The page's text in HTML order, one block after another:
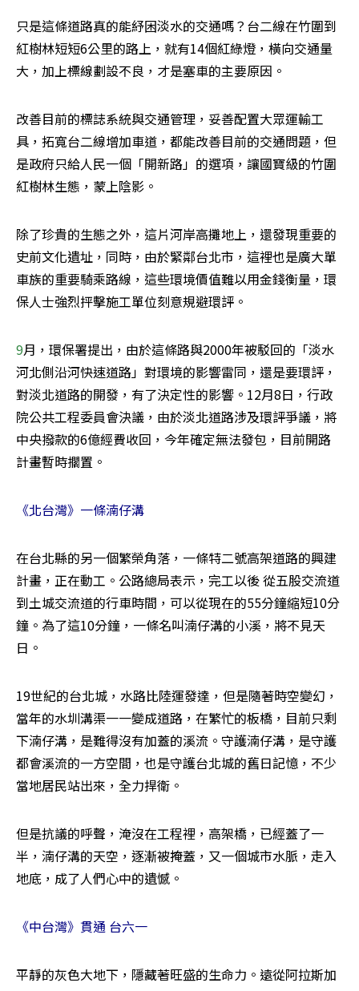
只是這條道路真的能紓困淡水的交通嗎？台二線在竹圍到
紅樹林短短6公里的路上，就有14個紅綠燈，橫向交通量
大，加上標線劃設不良，才是塞車的主要原因。
改善目前的標誌系統與交通管理，妥善配置大眾運輸工
具，拓寬台二線增加車道，都能改善目前的交通問題，但
是政府只給人民一個「開新路」的選項，讓國寶級的竹圍
紅樹林生態，蒙上陰影。
除了珍貴的生態之外，這片河岸高攤地上，還發現重要的
史前文化遺址，同時，由於緊鄰台北市，這裡也是廣大單
車族的重要騎乘路線，這些環境價值難以用金錢衡量，環
保人士強烈抨擊施工單位刻意規避環評。
9月，環保署提出，由於這條路與2000年被駁回的「淡水
河北側沿河快速道路」對環境的影響雷同，還是要環評，
對淡北道路的開發，有了決定性的影響。12月8日，行政
院公共工程委員會決議，由於淡北道路涉及環評爭議，將
中央撥款的6億經費收回，今年確定無法發包，目前開路
計畫暫時擱置。
《北台灣》一條湳仔溝
在台北縣的另一個繁榮角落，一條特二號高架道路的興建
計畫，正在動工。公路總局表示，完工以後 從五股交流道
到土城交流道的行車時間，可以從現在的55分鐘縮短10分
鐘。為了這10分鐘，一條名叫湳仔溝的小溪，將不見天
日。
19世紀的台北城，水路比陸運發達，但是隨著時空變幻，
當年的水圳溝渠一一變成道路，在繁忙的板橋，目前只剩
下湳仔溝，是難得沒有加蓋的溪流。守護湳仔溝，是守護
都會溪流的一方空間，也是守護台北城的舊日記憶，不少
當地居民站出來，全力捍衛。
但是抗議的呼聲，淹沒在工程裡，高架橋，已經蓋了一
半，湳仔溝的天空，逐漸被掩蓋，又一個城市水脈，走入
地底，成了人們心中的遺憾。
《中台灣》貫通 台六一
平靜的灰色大地下，隱藏著旺盛的生命力。遠從阿拉斯加